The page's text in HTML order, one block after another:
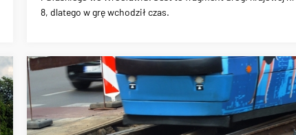
8, dlatego w grę wchodził czas.